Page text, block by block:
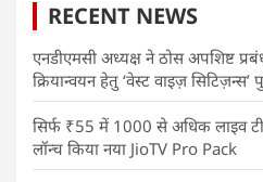
RECENT NEWS
एनडीएमसी अध्यक्ष ने ठोस अपशिष्ट
क्रियान्वयन हेतु ‘वेस्ट वाइज़
सिर्फ ₹55 में 1000 से अधिक लाइव
लॉन्च किया नया JioTV Pro Pack